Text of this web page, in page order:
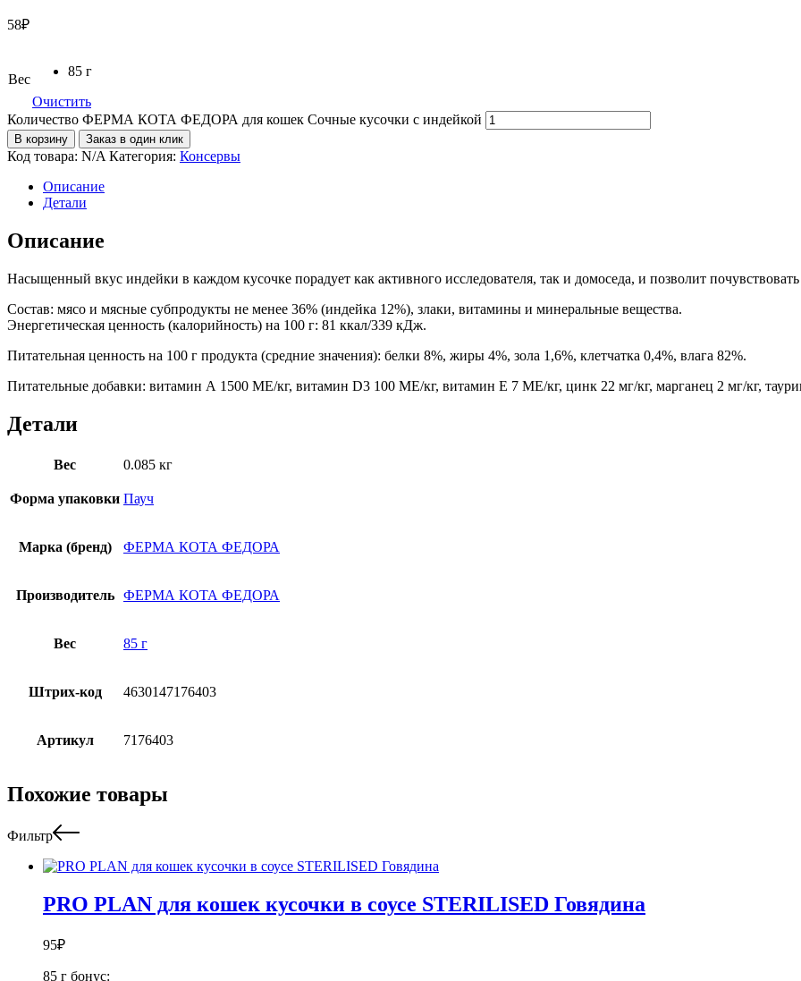
58₽
Вес
85 г
Очистить
Количество ФЕРМА КОТА ФЕДОРА для кошек Сочные кусочки с индейкой
В корзину Заказ в один клик
Код товара: N/A Категория: Консервы
Описание
Детали
Описание
Насыщенный вкус индейки в каждом кусочке порадует как активного исследователя, так и домоседа, и позволит
Cостав: мясо и мясные субпродукты не менее 36% (индейка 12%), злаки, витамины и минеральные вещества.
Энергетическая ценность (калорийность) на 100 г: 81 ккал/339 кДж.
Питательная ценность на 100 г продукта (средние значения): белки 8%, жиры 4%, зола 1,6%, клетчатка 0,4%, влага 82%.
Питательные добавки: витамин А 1500 МЕ/кг, витамин D3 100 МЕ/кг, витамин Е 7 МЕ/кг, цинк 22 мг/кг, марганец 2 мг/кг,
Детали
Вес 0.085 кг
Форма упаковки Пауч
Марка (бренд) ФЕРМА КОТА ФЕДОРА
Производитель ФЕРМА КОТА ФЕДОРА
Вес 85 г
Штрих-код 4630147176403
Артикул 7176403
Похожие товары
Фильтр
PRO PLAN для кошек кусочки в соусе STERILISED Говядина
95₽
85 г бонус: